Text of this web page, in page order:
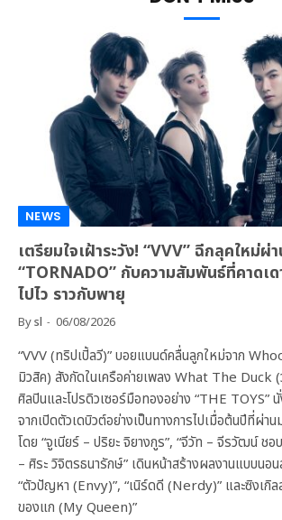
NEWS
เตรียมใจเฝ้าระวัง! “VVV” ฉีกลุคใหม่ผ่
“TORNADO” กับความสัมพันธ์ที่คาดเด
ไปไว ราวกับพายุ
Bysl 06/08/2026
“VVV (ทริปเปิ้ลวี)” บอยแบนด์คลื่นลูกใหม่จาก
มิวสิค) สังกัดในเครือค่ายเพลง What The Duck
ศิลปินและโปรดิวเซอร์มือทองอย่าง “THE TOYS”
จากเปิดตัวเดบิวต์อย่างเป็นทางการไปเมื่อต้นปีที่ผ่า
โดย “จูเนียร์ – ปริยะ จิยางกูร”, “จีวัท – จีรวัฒน์ ชอ
– ศิระ วิจิตรธนารักษ์” เดินหน้าสร้างผลงานแบบนอน
“ตัวปัญหา (Envy)”, “เนิร์ดดี (Nerdy)” และซิงเกิล
ของแก (My Queen)”